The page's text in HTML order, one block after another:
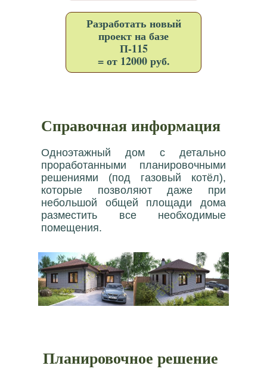
Разработать новый
проект на базе
П-115
= от 12000 руб.
Справочная информация
Одноэтажный дом с детально
проработанными планировочными
решениями (под газовый котёл),
которые позволяют даже при
небольшой общей площади дома
разместить все необходимые
помещения.
Планировочное решение